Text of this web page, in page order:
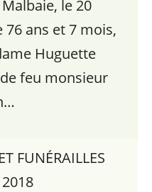
le 20
76 ans et 7 mois,
Huguette
feu monsieur
FUNÉRAILLES